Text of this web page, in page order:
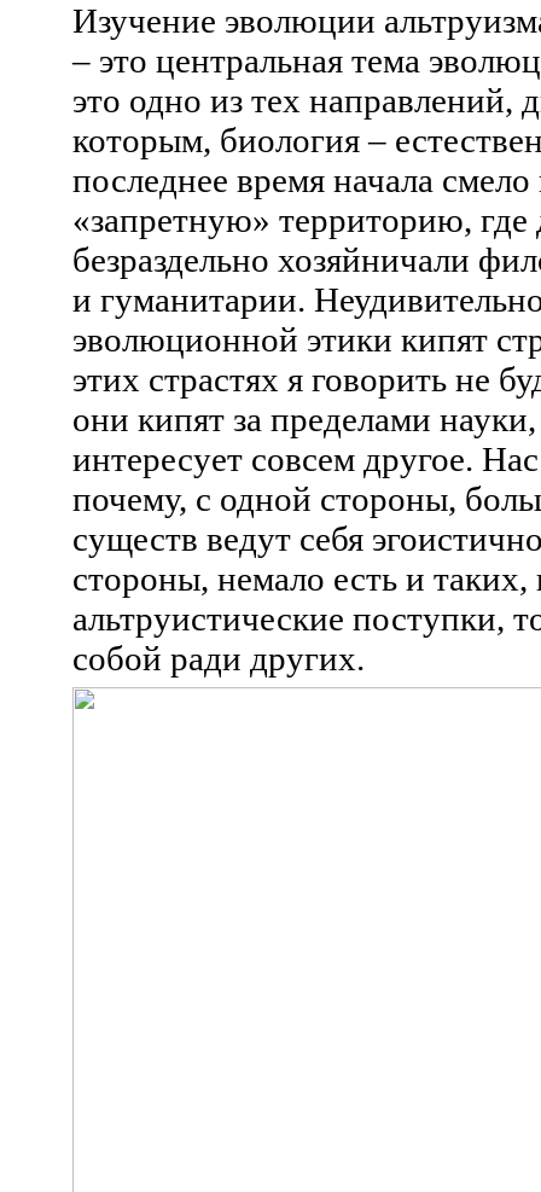
Изучение эволюции
– это центральная тема
это одно из тех направлений,
которым, биология –
последнее время начала смело
«запретную» территорию, где
безраздельно хозяйничали
и гуманитарии.
эволюционной этики кипят
этих страстях я говорить не
они кипят за пределами
интересует совсем другое.
почему, с одной стороны,
существ ведут себя
стороны, немало есть и таких,
альтруистические поступки,
собой ради других.